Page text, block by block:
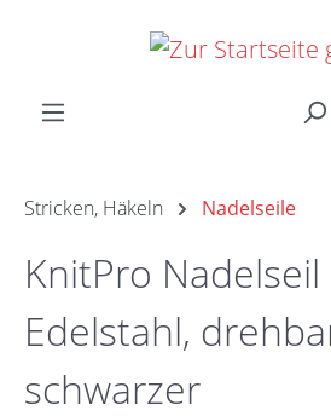
Zum Hauptinhalt springen
Stricken, Häkeln Nadelseile
KnitPro Nadelseil
Edelstahl,
schwarzer